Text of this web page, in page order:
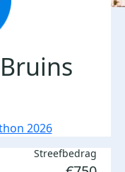
2026
Streefbedrag